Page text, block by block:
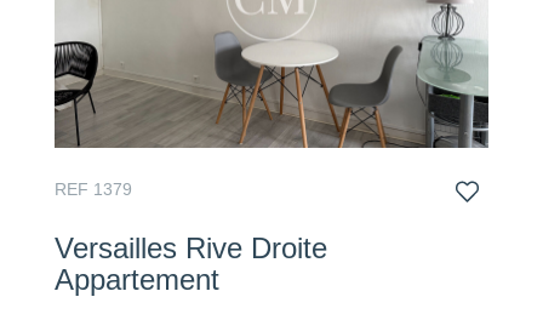
REF 1379
Versailles Rive Droite
Appartement